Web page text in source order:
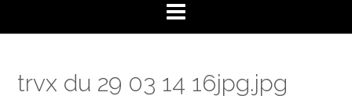
trvx du 29 03 14 16jpg.jpg